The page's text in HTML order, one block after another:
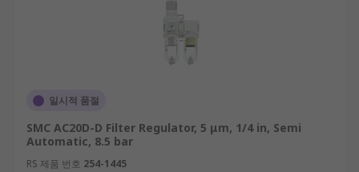
일시적 품절
SMC AC20D-D Filter Regulator, 5 μm, 1/4 in, Semi
Automatic, 8.5 bar
RS 제품 번호 254-1445